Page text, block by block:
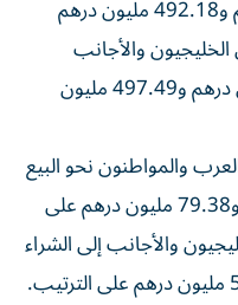
بصافي استثمار 14.96 مليون درهم و492.18 مليون درهم
والأجانب
للشراء بصافي استثمار 9.65 مليون درهم و497.49 مليون
والمواطنون نحو البيع
بصافي استثمار 8.15 مليون درهم و79.38 مليون درهم على
والأجانب إلى الشراء